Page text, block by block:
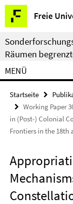
Springe
direkt
zu
Inhalt
Freie
Service-
Navigation
Räumen
MENÜ
Startseite
Working Paper
in (Post-) Colonial
Frontiers in the 18th